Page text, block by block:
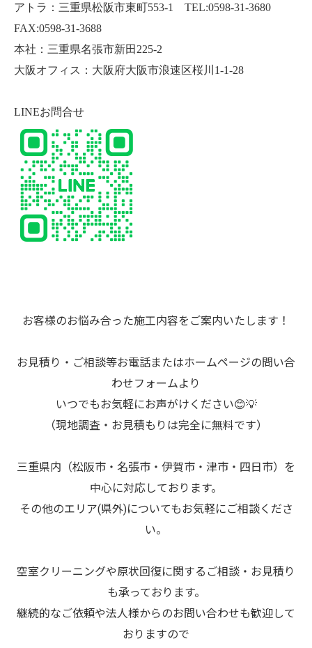
アトラ：三重県松阪市東町553-1 TEL:0598-31-3680
FAX:0598-31-3688
本社：三重県名張市新田225-2
大阪オフィス：大阪府大阪市浪速区桜川1-1-28
LINEお問合せ
お客様のお悩み合った施工内容をご案内いたします！
お見積り・ご相談等お電話またはホームページの問い合
わせフォームより
いつでもお気軽にお声がけください😊💡
（現地調査・お見積もりは完全に無料です）
三重県内（松阪市・名張市・伊賀市・津市・四日市）を
中心に対応しております。
その他のエリア(県外)についてもお気軽にご相談くださ
い。
空室クリーニングや原状回復に関するご相談・お見積り
も承っております。
継続的なご依頼や法人様からのお問い合わせも歓迎して
おりますので